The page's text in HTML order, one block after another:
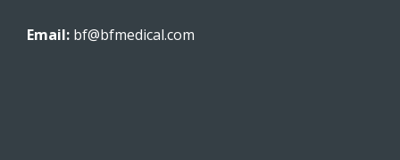
Email: bf@bfmedical.com